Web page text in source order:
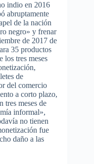
indio en 2016
abruptamente
de la nación
negro» y frenar
de 2017 de
35 productos
los tres meses
de
del comercio
a corto plazo,
tres meses de
informal»,
no tienen
fue
daño a las